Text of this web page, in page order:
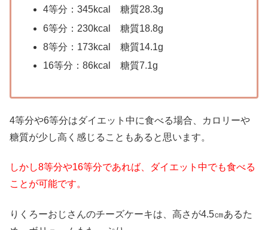
4等分：345kcal糖質28.3g
6等分：230kcal糖質18.8g
8等分：173kcal糖質14.1g
16等分：86kcal糖質7.1g
4等分や6等分はダイエット中に食べる場合、カロリーや
糖質が少し高く感じることもあると思います。
しかし8等分や16等分であれば、ダイエット中でも食べる
ことが可能です。
りくろーおじさんのチーズケーキは、高さが4.5㎝あるた